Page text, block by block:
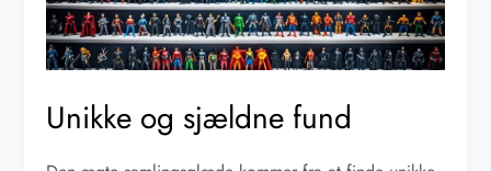
Unikke og sjældne fund